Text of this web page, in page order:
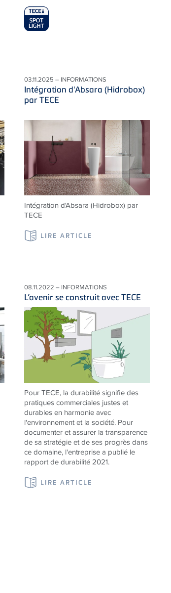
03.11.2025 – INFORMATIONS
Intégration d'Absara (Hidrobox)
par TECE
Intégration d'Absara (Hidrobox) par
TECE
LIRE ARTICLE
08.11.2022 – INFORMATIONS
L’avenir se construit avec TECE
Pour TECE, la durabilité signifie des
pratiques commerciales justes et
durables en harmonie avec
l'environnement et la société. Pour
documenter et assurer la transparence
de sa stratégie et de ses progrès dans
ce domaine, l'entreprise a publié le
rapport de durabilité 2021.
LIRE ARTICLE